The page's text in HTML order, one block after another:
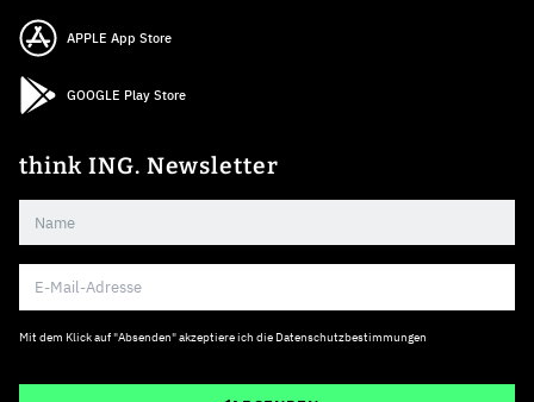
APPLE App Store
GOOGLE Play Store
think ING. Newsletter
Mit dem Klick auf "Absenden" akzeptiere ich die Datenschutzbestimmungen